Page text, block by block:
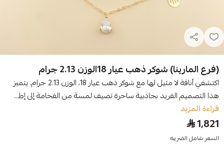
(فرع المارينا) شوكر ذهب عيار 18الوزن 2.13 جرام
اكتشفي أناقة لا مثيل لها مع شوكر ذهب عيار 18، الوزن 2.13 جرام. يتميز
هذا التصميم الفريد بجاذبية ساحرة تضيف لمسة من الفخامة إلى إط...
قراءة المزيد
1,821
السعر شامل الضريبه